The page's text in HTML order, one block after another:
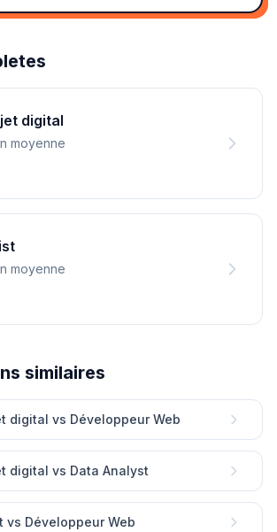
digital
moyenne
moyenne
similaires
digital vs Développeur Web
digital vs Data Analyst
vs Développeur Web